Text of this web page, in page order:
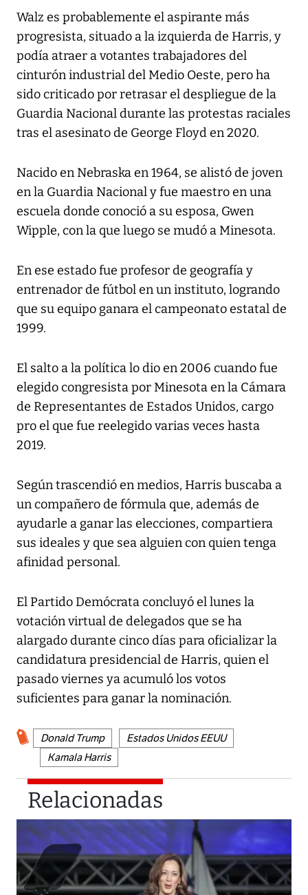
Walz es probablemente el aspirante más
progresista, situado a la izquierda de Harris, y
podía atraer a votantes trabajadores del
cinturón industrial del Medio Oeste, pero ha
sido criticado por retrasar el despliegue de la
Guardia Nacional durante las protestas raciales
tras el asesinato de George Floyd en 2020.
Nacido en Nebraska en 1964, se alistó de joven
en la Guardia Nacional y fue maestro en una
escuela donde conoció a su esposa, Gwen
Wipple, con la que luego se mudó a Minesota.
En ese estado fue profesor de geografía y
entrenador de fútbol en un instituto, logrando
que su equipo ganara el campeonato estatal de
1999.
El salto a la política lo dio en 2006 cuando fue
elegido congresista por Minesota en la Cámara
de Representantes de Estados Unidos, cargo
pro el que fue reelegido varias veces hasta
2019.
Según trascendió en medios, Harris buscaba a
un compañero de fórmula que, además de
ayudarle a ganar las elecciones, compartiera
sus ideales y que sea alguien con quien tenga
afinidad personal.
El Partido Demócrata concluyó el lunes la
votación virtual de delegados que se ha
alargado durante cinco días para oficializar la
candidatura presidencial de Harris, quien el
pasado viernes ya acumuló los votos
suficientes para ganar la nominación.
Donald Trump
Estados Unidos EEUU
Kamala Harris
Relacionadas